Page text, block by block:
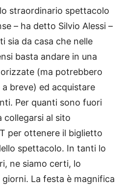
straordinario spettacolo
– ha detto Silvio Alessi –
sia da casa che nelle
basta andare in una
(ma potrebbero
breve) ed acquistare
Per quanti sono fuori
collegarsi al sito
per ottenere il biglietto
spettacolo. In tanti lo
ne siamo certi, lo
La festa è magnifica